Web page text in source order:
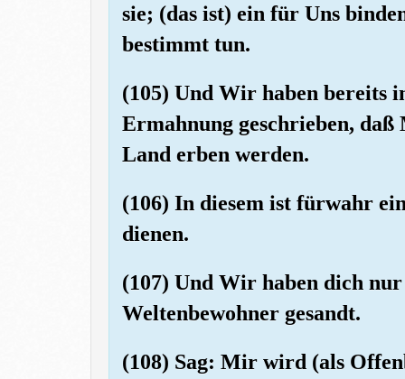
sie; (das ist) ein für Uns
bestimmt tun.
(105) Und Wir haben bereits
Ermahnung geschrieben,
Land erben werden.
(106) In diesem ist fürwahr
dienen.
(107) Und Wir haben dich
Weltenbewohner gesandt.
(108) Sag: Mir wird (als